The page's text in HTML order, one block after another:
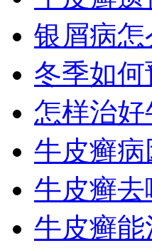
银屑病
冬季如
怎样治好
牛皮癣
牛皮癣
牛皮癣能